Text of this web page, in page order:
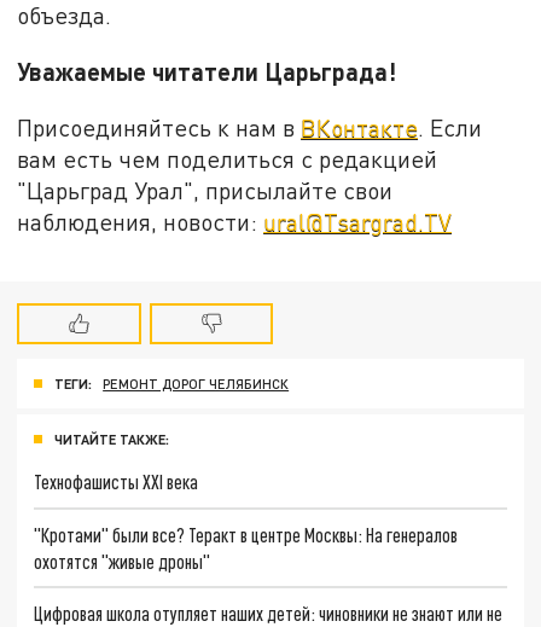
объезда.
Уважаемые читатели Царьграда!
Присоединяйтесь к нам в ВКонтакте . Если
вам есть чем поделиться с редакцией
"Царьград Урал", присылайте свои
наблюдения, новости: ural@Tsargrad.TV
ТЕГИ: РЕМОНТ ДОРОГ ЧЕЛЯБИНСК
ЧИТАЙТЕ ТАКЖЕ:
Технофашисты XXI века
"Кротами" были все? Теракт в центре Москвы: На генералов
охотятся "живые дроны"
Цифровая школа отупляет наших детей: чиновники не знают или не